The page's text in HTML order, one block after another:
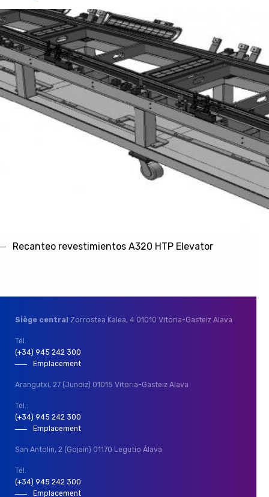
Recanteo revestimientos A320 HTP Elevator
Siège central Zorrostea Kalea, 401010 Vitoria-GasteizAlava
Tél.
(+34) 945 242 300
Emplacement
Arangutxi, 27 (Jundiz) 01015 Vitoria-GasteizAlava
Tél.:
(+34) 945 242 300
Emplacement
San Antolín, 2 (Gojain) 01170 Legutio Álava
Tél.
(+34) 945 242 300
Emplacement